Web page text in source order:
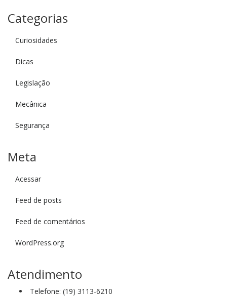
Categorias
Curiosidades
Dicas
Legislação
Mecânica
Segurança
Meta
Acessar
Feed de posts
Feed de comentários
WordPress.org
Atendimento
Telefone: (19) 3113-6210